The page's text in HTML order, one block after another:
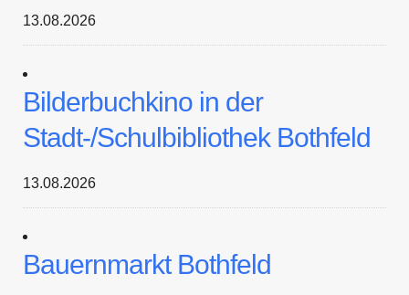
13.08.2026
Bilderbuchkino in der
Stadt-/Schulbibliothek Bothfeld
13.08.2026
Bauernmarkt Bothfeld